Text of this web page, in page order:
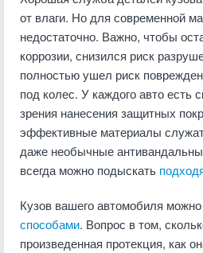
от влаги. Но для современной
недостаточно. Важно, чтобы
коррозии, снизился риск
полностью ушел риск
под колес. У каждого авто есть
зрения нанесения защитных
эффективные материалы
даже необычные
всегда можно подыскать
Кузов вашего автомобиля
способами. Вопрос в том,
произведенная протекция, как